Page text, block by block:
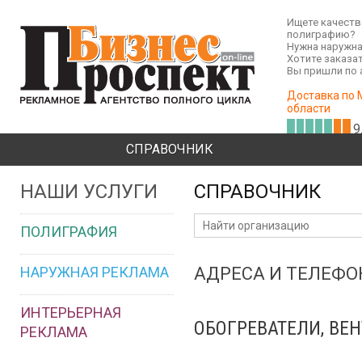
Ищете
полиграфию?
Нужна
Хотите
Вы пришли по
Доставка по
области
СПРАВОЧНИК
НАШИ УСЛУГИ
ПОЛИГРАФИЯ
НАРУЖНАЯ РЕКЛАМА
ИНТЕРЬЕРНАЯ
РЕКЛАМА
СПРАВОЧНИК
АДРЕСА И
ОБОГРЕВАТЕЛИ,